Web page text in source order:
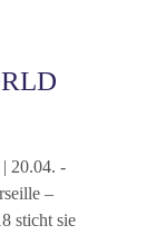
20.04. -
–
sticht sie